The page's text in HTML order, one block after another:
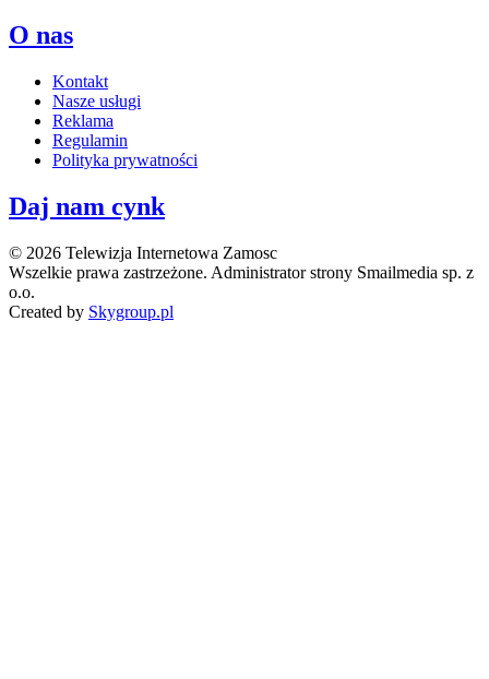
O nas
Kontakt
Nasze usługi
Reklama
Regulamin
Polityka prywatności
Daj nam cynk
© 2026 Telewizja Internetowa Zamosc
Wszelkie prawa zastrzeżone. Administrator strony Smailmedia sp. z
o.o.
Created by Skygroup.pl